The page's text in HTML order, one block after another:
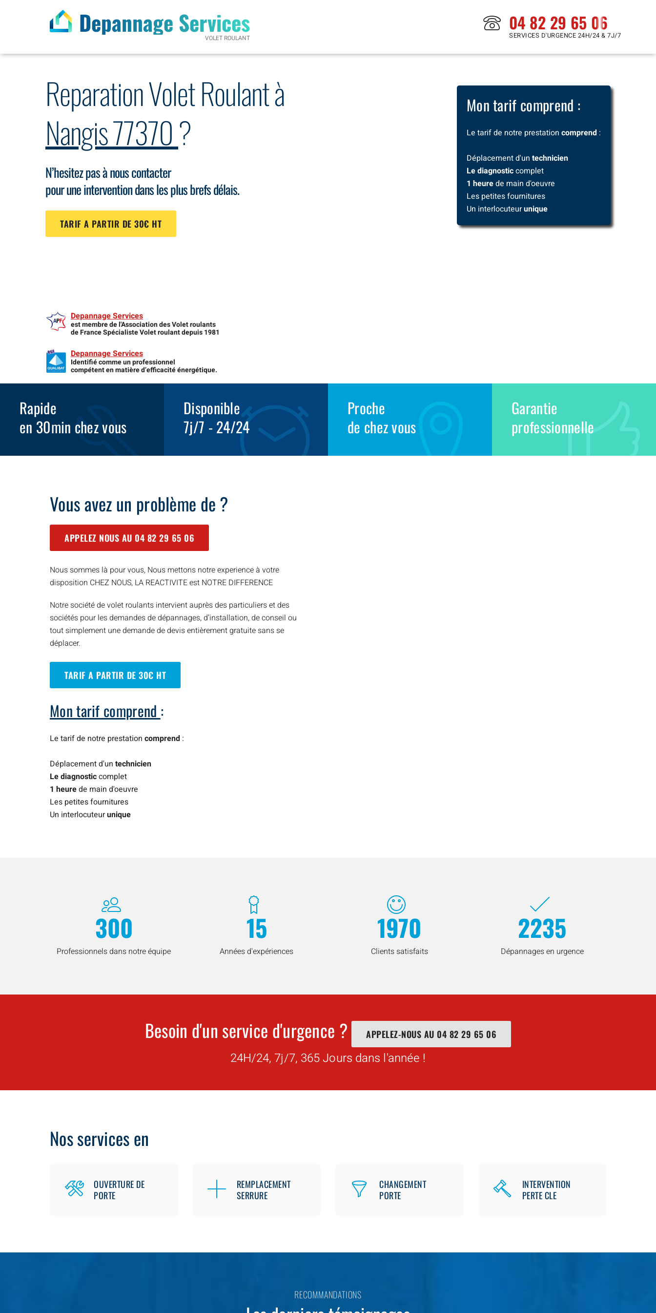
Depannage Services
VOLET ROULANT
04 82 29 65 06
SERVICES D'URGENCE 24H/24 & 7J/7
Mon tarif comprend :
Le tarif de notre prestation comprend :
Déplacement d'un technicien
Le diagnosticcomplet
1 heurede main d'oeuvre
Les petites fournitures
Un interlocuteurunique
Reparation Volet Roulant à
Nangis 77370?
N’hesitez pas à nous contacter
pour une intervention dans les plus brefs délais.
TARIF A PARTIR DE 30€ HT
Depannage Services
est membre de l'Association des Volet roulants
de France Spécialiste Volet roulant depuis 1981
Depannage Services
Identifié comme un professionnel
compétent en matière d’efficacité énergétique.
Rapide
en 30min chez vous
Disponible
7j/7 - 24/24
Proche
de chez vous
Garantie
professionnelle
Vous avez un problème de ?
APPELEZ NOUS AU 04 82 29 65 06
Nous sommes là pour vous, Nous mettons notre experience à votre
disposition CHEZ NOUS, LA REACTIVITE est NOTRE DIFFERENCE
Notre société de volet roulants intervient auprès des particuliers et des
sociétés pour les demandes de dépannages, d’installation, de conseil ou
tout simplement une demande de devis entièrement gratuite sans se
déplacer.
TARIF A PARTIR DE 30€ HT
Mon tarif comprend :
Le tarif de notre prestation comprend :
Déplacement d'un technicien
Le diagnosticcomplet
1 heurede main d'oeuvre
Les petites fournitures
Un interlocuteurunique
300
Professionnels dans notre équipe
15
Années d'expériences
1970
Clients satisfaits
2235
Dépannages en urgence
Besoin d'un service d'urgence ? APPELEZ-NOUS AU 04 82 29 65 06
24H/24, 7j/7, 365 Jours dans l'année !
Nos services en
OUVERTURE DE
PORTE
REMPLACEMENT
SERRURE
CHANGEMENT
PORTE
INTERVENTION
PERTE CLE
RECOMMANDATIONS